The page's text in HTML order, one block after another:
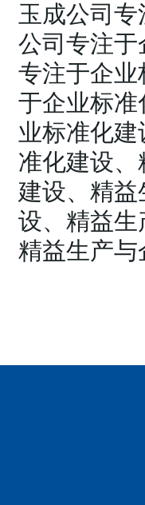
玉成公司
公司专注
专注于企
于企业标
业标准化
准化建设
建设、精
设、精益
精益生产与